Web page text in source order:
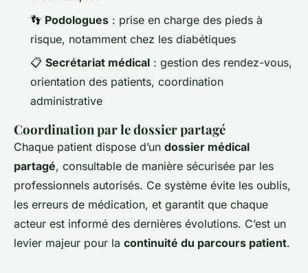
👣 Podologues : prise en charge des pieds à
risque, notamment chez les diabétiques
📋 Secrétariat médical : gestion des rendez-vous,
orientation des patients, coordination
administrative
Coordination par le dossier partagé
Chaque patient dispose d’un dossier médical
partagé, consultable de manière sécurisée par les
professionnels autorisés. Ce système évite les oublis,
les erreurs de médication, et garantit que chaque
acteur est informé des dernières évolutions. C’est un
levier majeur pour la continuité du parcours patient.